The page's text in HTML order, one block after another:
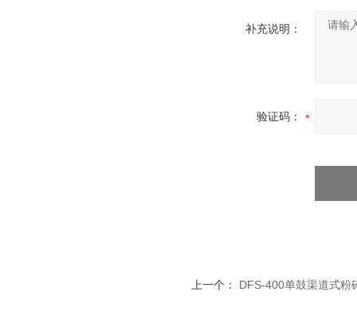
补充说明：
验证码：
上一个： DFS-400单鼓渠道式粉